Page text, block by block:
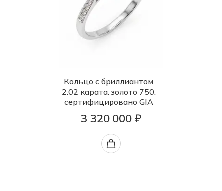
Кольцо с бриллиантом
2,02 карата, золото 750,
сертифицировано GIA
3 320 000 ₽